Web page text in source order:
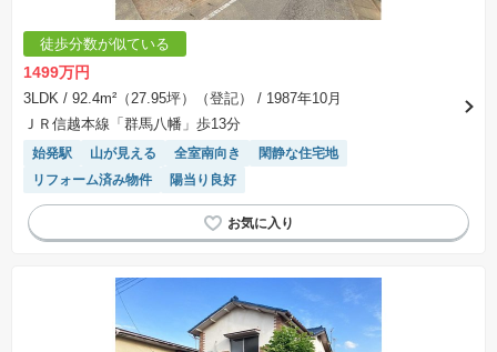
徒歩分数が似ている
1499万円
3LDK / 92.4m²（27.95坪）（登記）
/ 1987年10月
ＪＲ信越本線「群馬八幡」歩13分
始発駅 山が見える 全室南向き
閑静な住宅地
リフォーム済み物件
陽当り良好